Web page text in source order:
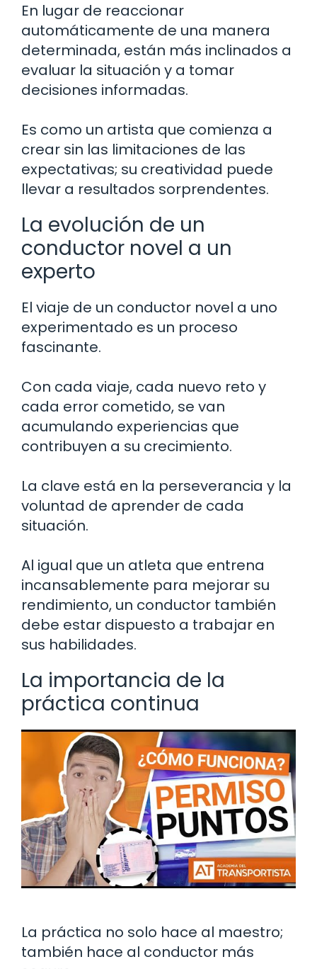
En lugar de reaccionar
automáticamente de una manera
determinada, están más inclinados a
evaluar la situación y a tomar
decisiones informadas.
Es como un artista que comienza a
crear sin las limitaciones de las
expectativas; su creatividad puede
llevar a resultados sorprendentes.
La evolución de un
conductor novel a un
experto
El viaje de un conductor novel a uno
experimentado es un proceso
fascinante.
Con cada viaje, cada nuevo reto y
cada error cometido, se van
acumulando experiencias que
contribuyen a su crecimiento.
La clave está en la perseverancia y la
voluntad de aprender de cada
situación.
Al igual que un atleta que entrena
incansablemente para mejorar su
rendimiento, un conductor también
debe estar dispuesto a trabajar en
sus habilidades.
La importancia de la
práctica continua
La práctica no solo hace al maestro;
también hace al conductor más